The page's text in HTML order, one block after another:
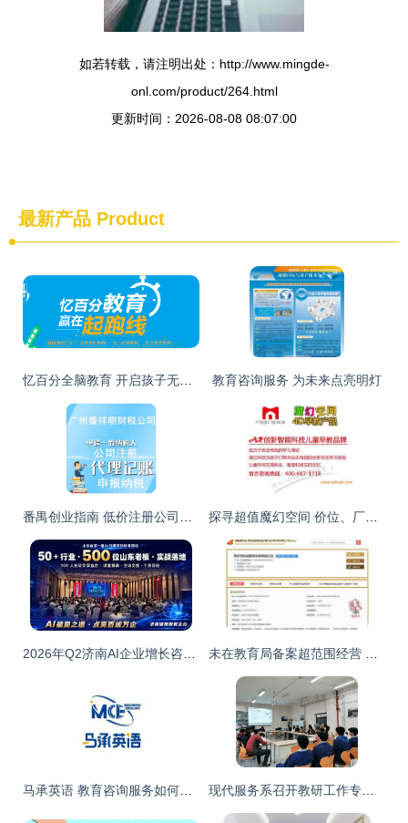
如若转载，请注明出处：http://www.mingde-
onl.com/product/264.html
更新时间：2026-08-08 08:07:00
最新产品 Product
教育咨询服务 为未来点亮明灯